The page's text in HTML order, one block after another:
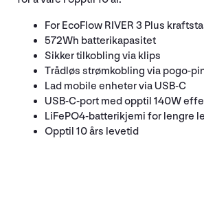
For EcoFlow RIVER 3 Plus
572Wh batterikapasitet
Sikker tilkobling via klips
Trådløs strømkobling via pogo-
Lad mobile enheter via USB-C
USB-C-port med opptil 140W
LiFePO4-batterikjemi for lengre
Opptil 10 års levetid